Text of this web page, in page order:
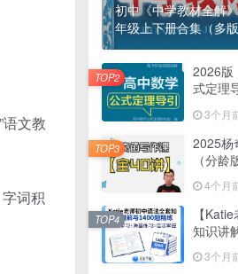
文教
词积
初中《中学教材全解
年级上下册合集（多
2026版
式定理
3个月
TOP2
2025杨
（分龄
4个月
TOP3
【
知识讲
3个月
TOP4